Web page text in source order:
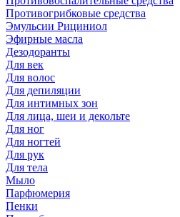
Противогрибковые средства
Эмульсии Рициниол
Эфирные масла
Дезодоранты
Для век
Для волос
Для депиляции
Для интимных зон
Для лица, шеи и декольте
Для ног
Для ногтей
Для рук
Для тела
Мыло
Парфюмерия
Пенки